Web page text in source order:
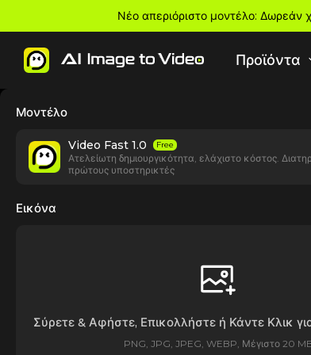
Νέο απεριόριστο μοντέλο: Δωρεάν
Προϊόντα
Μοντέλο
Video Fast 1.0 Free
Ατελείωτη δημιουργικότητα, ελάχιστο κόστος.
πρώτους υποστηρικτές
Εικόνα
Σύρετε & Αφήστε, Επικολλήστε ή Κάντε Κλικ
PNG, JPG, JPEG, WEBP, Μέγιστο 20